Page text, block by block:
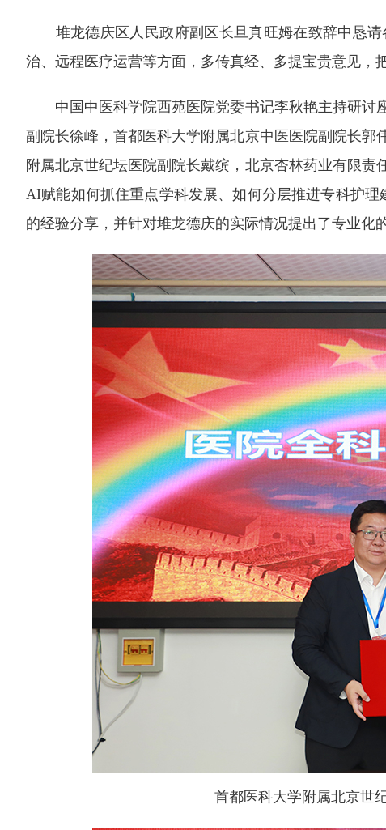
堆龙德庆区人民政府副区长旦真旺姆在致辞中恳
治、远程医疗运营等方面，多传真经、多提宝贵意见，
中国中医科学院西苑医院党委书记李秋艳主持研
副院长徐峰，首都医科大学附属北京中医医院副院长
附属北京世纪坛医院副院长戴缤，北京杏林药业有限
AI赋能如何抓住重点学科发展、如何分层推进专科护
的经验分享，并针对堆龙德庆的实际情况提出了专业化
首都医科大学附属北京世